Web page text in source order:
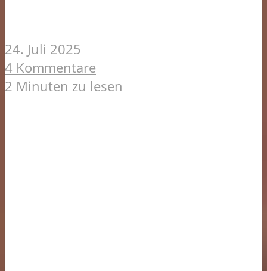
24. Juli 2025
4 Kommentare
2 Minuten zu lesen